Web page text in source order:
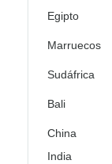
Egipto
Marruecos
Sudáfrica
Bali
China
India